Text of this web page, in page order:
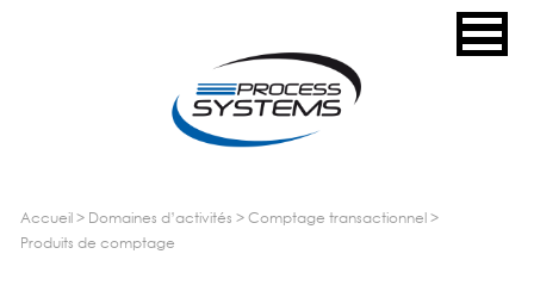
accueil> domaines d’activités > comptage transactionnel>
produits de comptage